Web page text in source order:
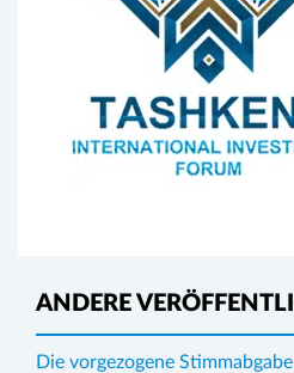
ANDERE
Die vorgezogene